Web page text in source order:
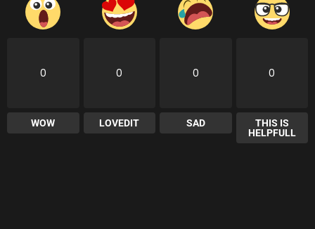
0
WOW
0
LOVEDIT
0
SAD
0
THIS IS
HELPFULL